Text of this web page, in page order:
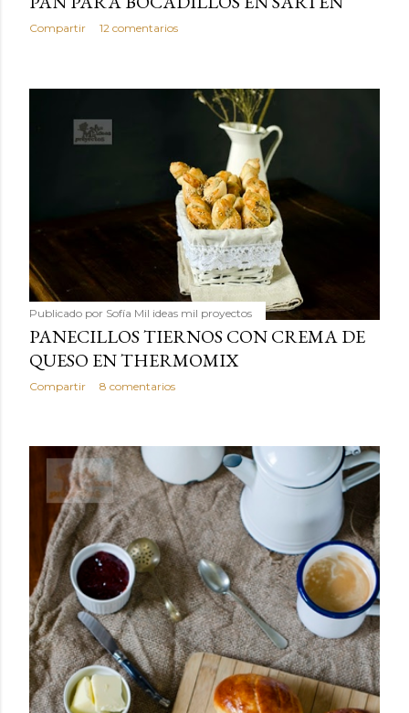
Compartir 12 comentarios
Publicado por Sofía Mil ideas mil proyectos
PANECILLOS TIERNOS CON CREMA DE
QUESO EN THERMOMIX
Compartir 8 comentarios